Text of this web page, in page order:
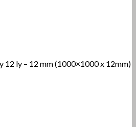
12 ly – 12 mm (1000×1000 x 12mm)